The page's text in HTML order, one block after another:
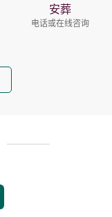
安葬
电话或在线咨询